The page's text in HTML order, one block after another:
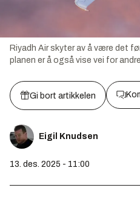
Riyadh Air skyter av å være det
planen er å også vise vei for
Gi bort artikkelen
Eigil Knudsen
13. des. 2025 - 11:00